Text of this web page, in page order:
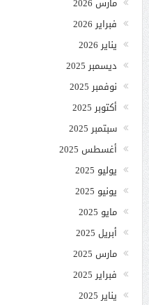
فبراير 2026
يناير 2026
ديسمبر 2025
نوفمبر 2025
أكتوبر 2025
سبتمبر 2025
أغسطس 2025
يوليو 2025
يونيو 2025
مايو 2025
أبريل 2025
مارس 2025
فبراير 2025
يناير 2025